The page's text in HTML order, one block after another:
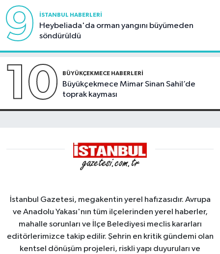
9 İSTANBUL HABERLERI
Heybeliada'da orman yangını büyümeden
söndürüldü
10 BÜYÜKÇEKMECE HABERLERI
Büyükçekmece Mimar Sinan Sahil’de
toprak kayması
İstanbul Gazetesi, megakentin yerel hafızasıdır. Avrupa
ve Anadolu Yakası'nın tüm ilçelerinden yerel haberler,
mahalle sorunları ve İlçe Belediyesi meclis kararları
editörlerimizce takip edilir. Şehrin en kritik gündemi olan
kentsel dönüşüm projeleri, riskli yapı duyuruları ve